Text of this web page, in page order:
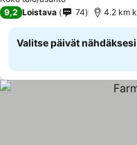
9,2 Loistava 74 4.2 km
Valitse päivät